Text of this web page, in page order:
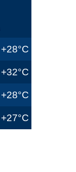
+28°C
+32°C
+28°C
+27°C